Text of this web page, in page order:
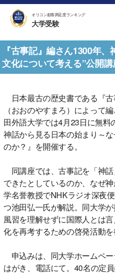
オリコン顧客満足度ランキング
大学受験
『古事記』編さん1300年
文化について考える”公開
日本最古の歴史書である『
（おおのやすまろ）によって
田外語大学では4月23日に無
神話から見る日本の始まり～
のか？』を開催する。
同講座では、古事記を「神
できたとしているのか、なぜ
学名誉教授でNHKラジオ深夜
つ池田弘一氏が解説。同大学が
風習を理解せずに国際人とは
化を再考するための啓発活動を
申込みは、同大学ホームペー
はがき、電話にて。40名の定